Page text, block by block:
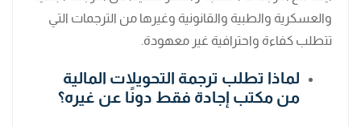
والعسكرية والطبية والقانونية وغيرها من الترجمات التي
تتطلب كفاءة واحترافية غير معهودة.
لماذا تطلب ترجمة التحويلات المالية
من مكتب إجادة فقط دونًا عن غيره؟